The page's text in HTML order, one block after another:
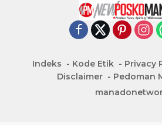
Indeks Kode Etik Privacy
Disclaimer
Pedoman